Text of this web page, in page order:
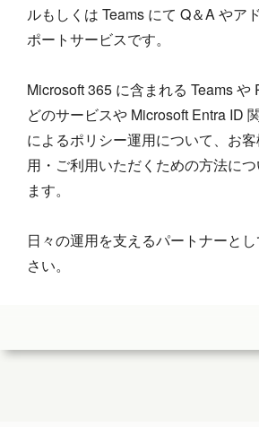
ルもしくは Teams にて Q＆A やア
ポートサービスです。
Microsoft 365 に含まれる Teams や
どのサービスや Microsoft Entra ID
によるポリシー運用について、お
用・ご利用いただくための方法に
ます。
日々の運用を支えるパートナーと
さい。